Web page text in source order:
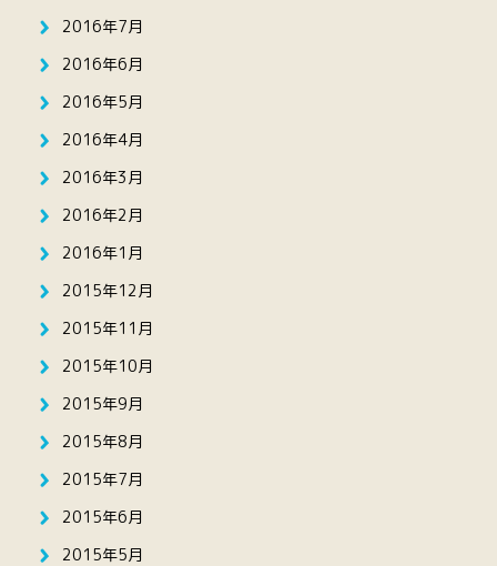
2016年7月
2016年6月
2016年5月
2016年4月
2016年3月
2016年2月
2016年1月
2015年12月
2015年11月
2015年10月
2015年9月
2015年8月
2015年7月
2015年6月
2015年5月